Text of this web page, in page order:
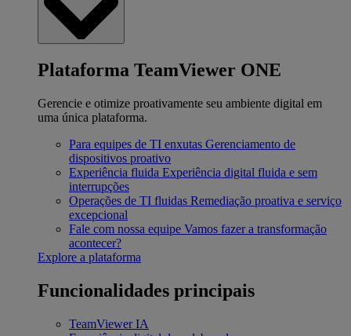
Plataforma TeamViewer ONE
Gerencie e otimize proativamente seu ambiente digital em
uma única plataforma.
Para equipes de TI enxutas Gerenciamento de
dispositivos proativo
Experiência fluida Experiência digital fluida e sem
interrupções
Operações de TI fluidas Remediação proativa e serviço
excepcional
Fale com nossa equipe Vamos fazer a transformação
acontecer?
Explore a plataforma
Funcionalidades principais
TeamViewer IA